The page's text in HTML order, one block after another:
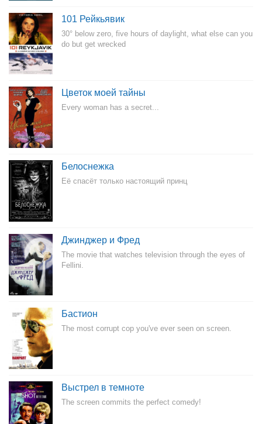
101 Рейкьявик
30° below zero, five hours of daylight, what else can you
do but get wrecked
Цветок моей тайны
Every woman has a secret...
Белоснежка
Её спасёт только настоящий принц
Джинджер и Фред
The movie that watches television through the eyes of
Fellini.
Бастион
The most corrupt cop you've ever seen on screen.
Выстрел в темноте
The screen commits the perfect comedy!